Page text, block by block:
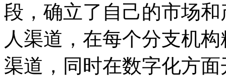
段，确立了自己的市场
人渠道，在每个分支机
渠道，同时在数字化方